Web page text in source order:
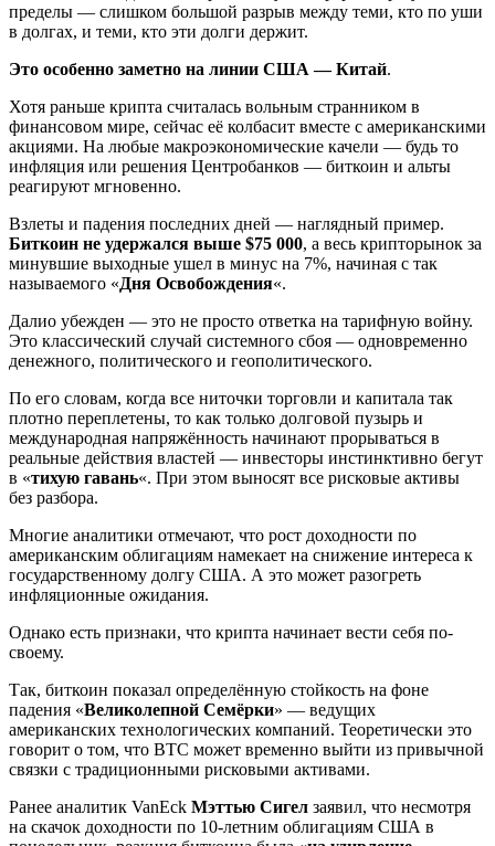
пределы — слишком большой разрыв между теми, кто по уши
в долгах, и теми, кто эти долги держит.
Это особенно заметно на линии США — Китай.
Хотя раньше крипта считалась вольным странником в
финансовом мире, сейчас её колбасит вместе с американскими
акциями. На любые макроэкономические качели — будь то
инфляция или решения Центробанков — биткоин и альты
реагируют мгновенно.
Взлеты и падения последних дней — наглядный пример.
Биткоин не удержался выше $75 000, а весь крипторынок за
минувшие выходные ушел в минус на 7%, начиная с так
называемого «Дня Освобождения«.
Далио убежден — это не просто ответка на тарифную войну.
Это классический случай системного сбоя — одновременно
денежного, политического и геополитического.
По его словам, когда все ниточки торговли и капитала так
плотно переплетены, то как только долговой пузырь и
международная напряжённость начинают прорываться в
реальные действия властей — инвесторы инстинктивно бегут
в «тихую гавань«. При этом выносят все рисковые активы
без разбора.
Многие аналитики отмечают, что рост доходности по
американским облигациям намекает на снижение интереса к
государственному долгу США. А это может разогреть
инфляционные ожидания.
Однако есть признаки, что крипта начинает вести себя по-
своему.
Так, биткоин показал определённую стойкость на фоне
падения «Великолепной Семёрки» — ведущих
американских технологических компаний. Теоретически это
говорит о том, что BTC может временно выйти из привычной
связки с традиционными рисковыми активами.
Ранее аналитик VanEck Мэттью Сигел заявил, что несмотря
на скачок доходности по 10-летним облигациям США в